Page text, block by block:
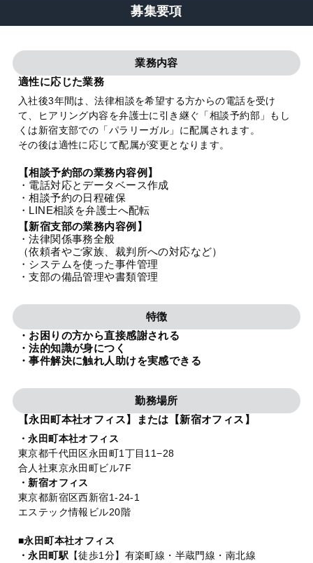
募集要項
業務内容
適性に応じた業務
入社後3年間は、法律相談を希望する方からの電話を受け
て、ヒアリング内容を弁護士に引き継ぐ「相談予約部」もし
くは新宿支部での「パラリーガル」に配属されます。
その後は適性に応じて配属が変更となります。
【相談予約部の業務内容例】
・電話対応とデータベース作成
・相談予約の日程確保
・LINE相談を弁護士へ配転
【新宿支部の業務内容例】
・法律関係事務全般
（依頼者やご家族、裁判所への対応など）
・システムを使った事件管理
・支部の備品管理や書類管理
特徴
・お困りの方から直接感謝される
・法的知識が身につく
・事件解決に触れ人助けを実感できる
勤務場所
【永田町本社オフィス】または【新宿オフィス】
・永田町本社オフィス
東京都千代田区永田町1丁目11−28
合人社東京永田町ビル7F
・新宿オフィス
東京都新宿区西新宿1-24-1
エステック情報ビル20階
■永田町本社オフィス
・永田町駅 【徒歩1分】有楽町線・半蔵門線・南北線
お知らせ
特設サイト
法人グループ
プライバシーポリシー 利用規約 内部通報
TikTok受賞 定義集